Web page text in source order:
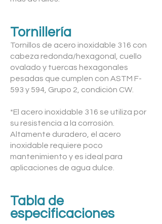
Tornillería
Tornillos de acero inoxidable 316 con
cabeza redonda/hexagonal, cuello
ovalado y tuercas hexagonales
pesadas que cumplen con ASTM F-
593 y 594, Grupo 2, condición CW.
*El acero inoxidable 316 se utiliza por
su resistencia a la corrosión.
Altamente duradero, el acero
inoxidable requiere poco
mantenimiento y es ideal para
aplicaciones de agua dulce.
Tabla de
especificaciones